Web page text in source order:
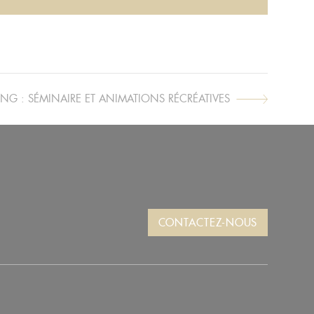
: SÉMINAIRE ET ANIMATIONS RÉCRÉATIVES
CONTACTEZ-NOUS